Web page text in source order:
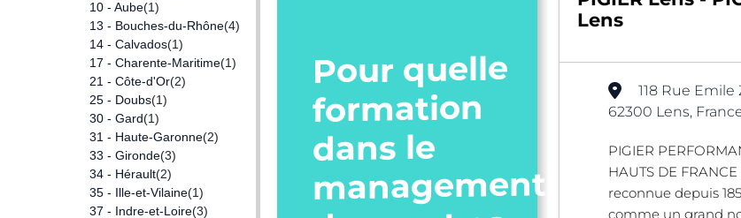
10 - Aube(1)
13 - Bouches-du-Rhône(4)
14 - Calvados(1)
17 - Charente-Maritime(1)
21 - Côte-d'Or(2)
25 - Doubs(1)
30 - Gard(1)
31 - Haute-Garonne(2)
33 - Gironde(3)
34 - Hérault(2)
35 - Ille-et-Vilaine(1)
37 - Indre-et-Loire(3)
Pour quelle
formation
dans le
management
Lens
118 Rue Emile
62300 Lens,
PIGIER
HAUTS DE
reconnue depuis
comme un grand